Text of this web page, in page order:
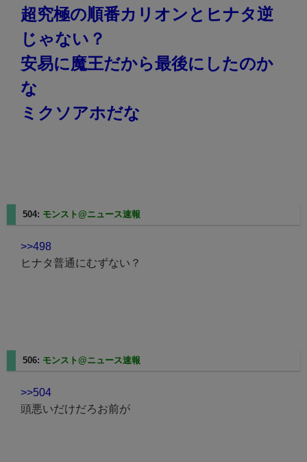
超究極の順番カリオンとヒナタ逆
じゃない？
安易に魔王だから最後にしたのか
な
ミクソアホだな
504: モンスト@ニュース速報
>>498
ヒナタ普通にむずない？
506: モンスト@ニュース速報
>>504
頭悪いだけだろお前が